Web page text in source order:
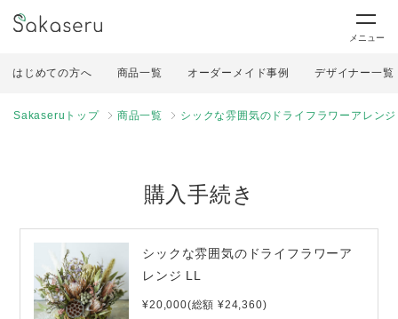
メニュー
はじめての方へ 商品一覧 オーダーメイド事例 デザイナー一覧
Sakaseruトップ 商品一覧 シックな雰囲気のドライフラワーアレン
購入手続き
シックな雰囲気のドライフラワーア
レンジ LL
¥20,000(総額 ¥24,360)